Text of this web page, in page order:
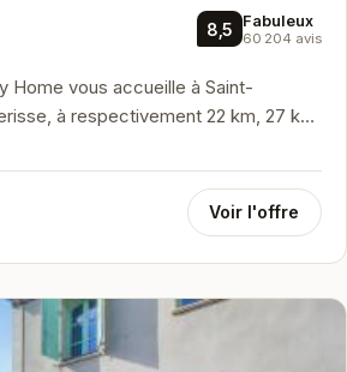
8,5 Fabuleux
60 204 avis
Home vous accueille à Saint-
à respectivement 22 km, 27 km
d’int...
Voir l'offre